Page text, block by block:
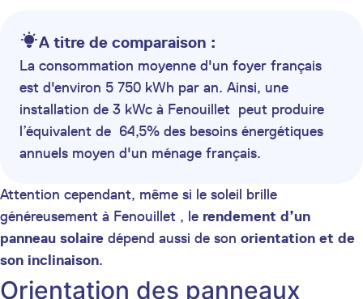
A titre de comparaison :
La consommation moyenne d'un foyer français
est d'environ 5 750 kWh par an. Ainsi, une
installation de 3 kWc à Fenouillet peut produire
l’équivalent de 64,5% des besoins énergétiques
annuels moyen d'un ménage français.
Attention cependant, même si le soleil brille
généreusement à Fenouillet , le rendement d’un
panneau solaire dépend aussi de son orientation et de
son inclinaison.
Orientation des panneaux